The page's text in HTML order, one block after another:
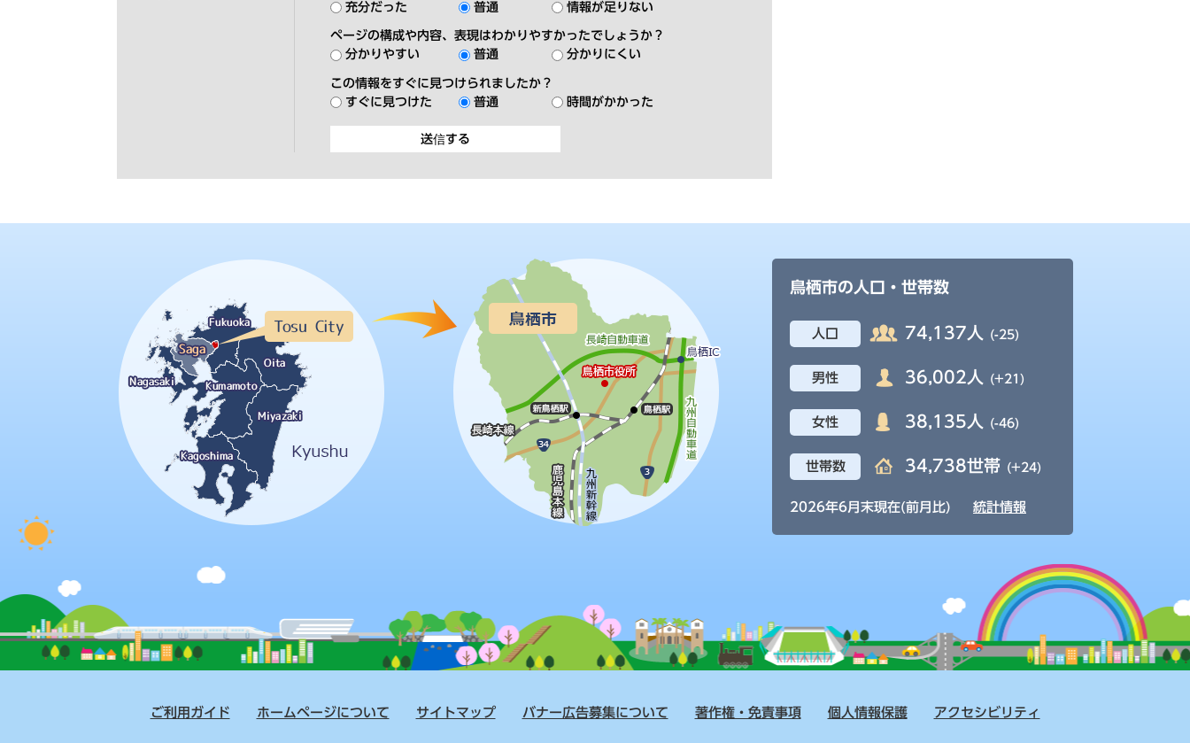
充分だった
普通 情報が足りない
ページの構成や内容、表現はわかりやすかったでしょうか？
分かりやすい
普通 分かりにくい
この情報をすぐに見つけられましたか？
すぐに見つけた
普通 時間がかかった
鳥栖市の人口・世帯数
人口 74,137人 (-25)
男性 36,002人 (+21)
女性 38,135人 (-46)
世帯数 34,738世帯 (+24)
2026年6月末現在(前月比) 統計情報
ご利用ガイド ホームページについて サイトマップ バナー広告募集について 著作権・免責事項 個人情報保護 アクセシビリティ